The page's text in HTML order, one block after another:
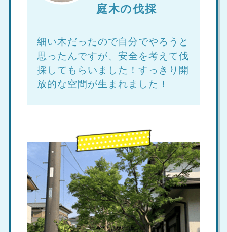
庭木の伐採
細い木だったので自分でやろうと
思ったんですが、安全を考えて伐
採してもらいました！すっきり開
放的な空間が生まれました！